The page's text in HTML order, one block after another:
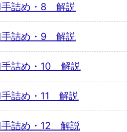
詰め・8 解説
詰め・9 解説
詰め・10 解説
詰め・11 解説
詰め・12 解説